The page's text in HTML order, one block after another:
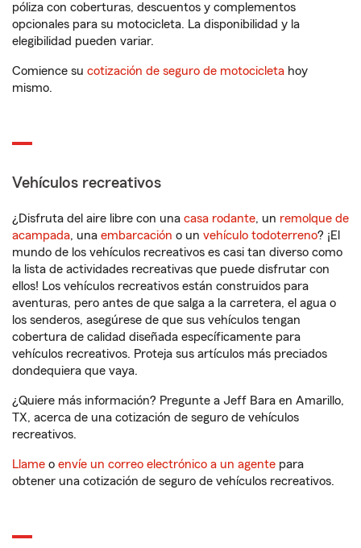
póliza con coberturas, descuentos y complementos
opcionales para su motocicleta. La disponibilidad y la
elegibilidad pueden variar.
Comience su cotización de seguro de motocicleta hoy
mismo.
Vehículos recreativos
¿Disfruta del aire libre con una casa rodante, un remolque de
acampada, una embarcación o un vehículo todoterreno? ¡El
mundo de los vehículos recreativos es casi tan diverso como
la lista de actividades recreativas que puede disfrutar con
ellos! Los vehículos recreativos están construidos para
aventuras, pero antes de que salga a la carretera, el agua o
los senderos, asegúrese de que sus vehículos tengan
cobertura de calidad diseñada específicamente para
vehículos recreativos. Proteja sus artículos más preciados
dondequiera que vaya.
¿Quiere más información? Pregunte a Jeff Bara en Amarillo,
TX, acerca de una cotización de seguro de vehículos
recreativos.
Llame o envíe un correo electrónico a un agente para
obtener una cotización de seguro de vehículos recreativos.